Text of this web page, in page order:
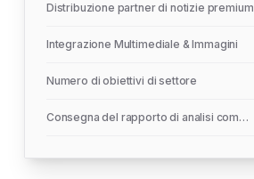
Distribuzione partner di notizie premium
Integrazione Multimediale & Immagini
Numero di obiettivi di settore
Consegna del rapporto di analisi completo